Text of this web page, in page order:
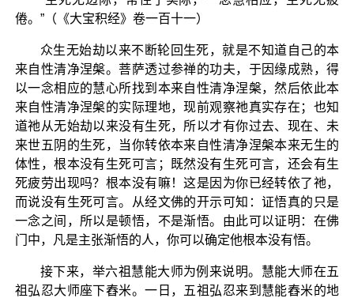
倦。”（《大宝积经》卷一百十一）
众生无始劫以来不断轮回生死，就是不知道自己的本
来自性清净涅槃。菩萨透过参禅的功夫，于因缘成熟，得
以一念相应的慧心所找到本来自性清净涅槃，然后依此本
来自性清净涅槃的实际理地，现前观察祂真实存在；也知
道祂从无始劫以来没有生死，所以才有你过去、现在、未
来世五阴的生死，当你转依本来自性清净涅槃本来无生的
体性，根本没有生死可言；既然没有生死可言，还会有生
死疲劳出现吗？根本没有嘛！这是因为你已经转依了祂，
而说没有生死可言。从经文佛的开示可知：证悟真的只是
一念之间，所以是顿悟，不是渐悟。由此可以证明：在佛
门中，凡是主张渐悟的人，你可以确定他根本没有悟。
接下来，举六祖慧能大师为例来说明。慧能大师在五
祖弘忍大师座下舂米。一日，五祖弘忍来到慧能舂米的地